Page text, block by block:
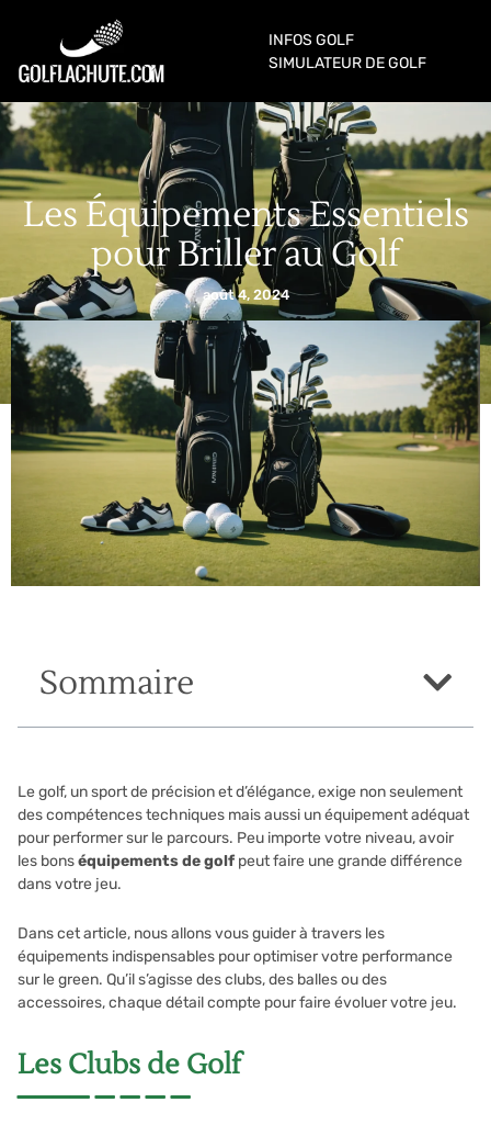
INFOS GOLF
SIMULATEUR DE GOLF
Les Équipements Essentiels
pour Briller au Golf
août 4, 2024
Sommaire
Le golf, un sport de précision et d’élégance, exige non seulement
des compétences techniques mais aussi un équipement adéquat
pour performer sur le parcours. Peu importe votre niveau, avoir
les bonséquipements de golfpeut faire une grande différence
dans votre jeu.
Dans cet article, nous allons vous guider à travers les
équipements indispensables pour optimiser votre performance
sur le green. Qu’il s’agisse des clubs, des balles ou des
accessoires, chaque détail compte pour faire évoluer votre jeu.
Les Clubs de Golf